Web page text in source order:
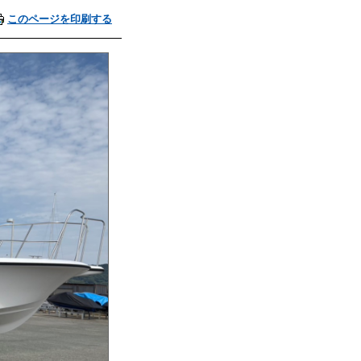
このページを印刷する